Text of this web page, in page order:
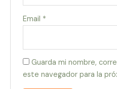
Email *
Guarda mi nombre,
este navegador para la